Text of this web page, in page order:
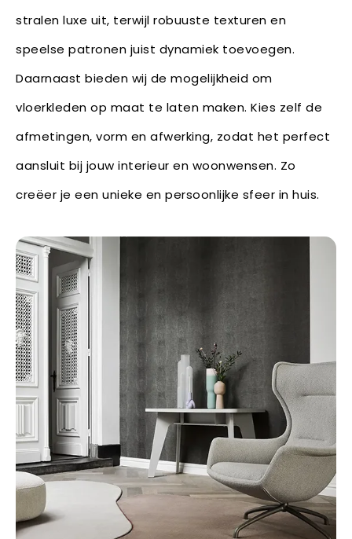
stralen luxe uit, terwijl robuuste texturen en
speelse patronen juist dynamiek toevoegen.
Daarnaast bieden wij de mogelijkheid om
vloerkleden op maat te laten maken. Kies zelf de
afmetingen, vorm en afwerking, zodat het perfect
aansluit bij jouw interieur en woonwensen. Zo
creëer je een unieke en persoonlijke sfeer in huis.